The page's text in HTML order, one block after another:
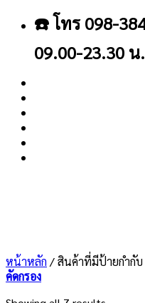
เนื้อหา
☎️ โทร 098-
09.00-23.30 น.
หน้าหลัก /สินค้าที่มีป้ายกำกับ
คัดกรอง